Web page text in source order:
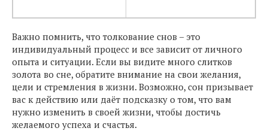
Важно помнить, что толкование снов – это
индивидуальный процесс и все зависит от личного
опыта и ситуации. Если вы видите много слитков
золота во сне, обратите внимание на свои желания,
цели и стремления в жизни. Возможно, сон призывает
вас к действию или даёт подсказку о том, что вам
нужно изменить в своей жизни, чтобы достичь
желаемого успеха и счастья.